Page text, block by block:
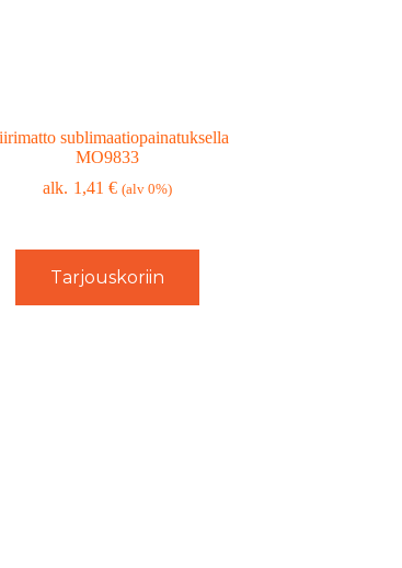
sublimaatiopainatuksella
MO9833
1,41 € (alv 0%)
Tarjouskoriin